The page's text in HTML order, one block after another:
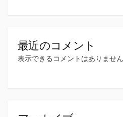
最近のコメント
表示できるコメントはありません